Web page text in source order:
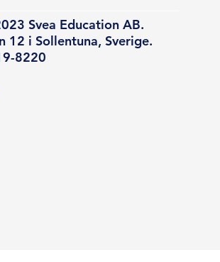
Svea Education AB.
12 i Sollentuna, Sverige.
8220